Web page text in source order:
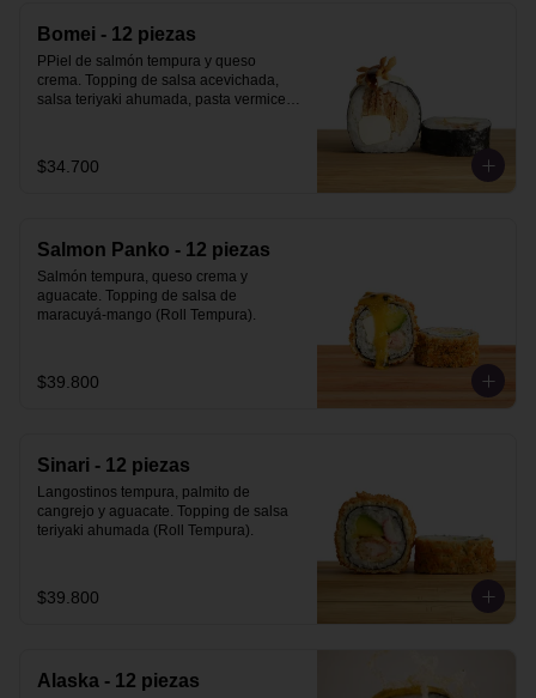
Bomei - 12 piezas
PPiel de salmón tempura y queso
crema. Topping de salsa acevichada,
salsa teriyaki ahumada, pasta vermicelli
$34.700
Salmon Panko - 12 piezas
Salmón tempura, queso crema y
aguacate. Topping de salsa de
maracuyá-mango (Roll Tempura).
$39.800
Sinari - 12 piezas
Langostinos tempura, palmito de
cangrejo y aguacate. Topping de salsa
teriyaki ahumada (Roll Tempura).
$39.800
Alaska - 12 piezas